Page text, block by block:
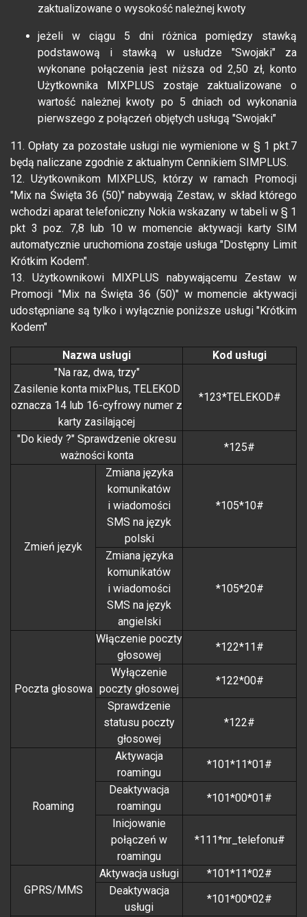
zaktualizowane o wysokość należnej kwoty
jeżeli w ciągu 5 dni różnica pomiędzy stawką
podstawową i stawką w usłudze "Swojaki" za
wykonane połączenia jest niższa od 2,50 zł, konto
Użytkownika MIXPLUS zostaje zaktualizowane o
wartość należnej kwoty po 5 dniach od wykonania
pierwszego z połączeń objętych usługą "Swojaki"
11. Opłaty za pozostałe usługi nie wymienione w § 1 pkt.7
będą naliczane zgodnie z aktualnym Cennikiem SIMPLUS.
12. Użytkownikom MIXPLUS, którzy w ramach Promocji
"Mix na Święta 36 (50)" nabywają Zestaw, w skład którego
wchodzi aparat telefoniczny Nokia wskazany w tabeli w § 1
pkt 3 poz. 7,8 lub 10 w momencie aktywacji karty SIM
automatycznie uruchomiona zostaje usługa "Dostępny Limit
Krótkim Kodem".
13. Użytkownikowi MIXPLUS nabywającemu Zestaw w
Promocji "Mix na Święta 36 (50)" w momencie aktywacji
udostępniane są tylko i wyłącznie poniższe usługi "Krótkim
Kodem"
Nazwa usługi
Kod usługi
"Na raz, dwa, trzy"
Zasilenie konta mixPlus, TELEKOD
oznacza 14 lub 16-cyfrowy numer z
karty zasilającej
*123*TELEKOD#
"Do kiedy ?" Sprawdzenie okresu
ważności konta
*125#
Zmień język
Zmiana języka
komunikatów
i wiadomości
SMS na język
polski
*105*10#
Zmiana języka
komunikatów
i wiadomości
SMS na język
angielski
*105*20#
Poczta głosowa
Włączenie poczty
głosowej
*122*11#
Wyłączenie
poczty głosowej
*122*00#
Sprawdzenie
statusu poczty
głosowej
*122#
Roaming
Aktywacja
roamingu
*101*11*01#
Deaktywacja
roamingu
*101*00*01#
Inicjowanie
połączeń w
roamingu
*111*nr_telefonu#
GPRS/MMS
Aktywacja usługi
*101*11*02#
Deaktywacja
usługi
*101*00*02#